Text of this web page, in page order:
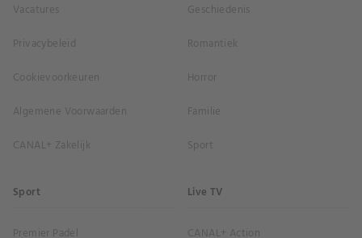
Vacatures
Privacybeleid
Cookievoorkeuren
Algemene Voorwaarden
CANAL+ Zakelijk
Geschiedenis
Romantiek
Horror
Familie
Sport
Sport
Premier Padel
Live TV
CANAL+ Action